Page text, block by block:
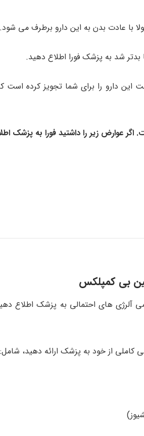
با عادت بدن به این دارو برطرف می شود.
بدتر شد به پزشک فورا اطلاع دهید.
این دارو را برای شما تجویز کرده
عوارض زیر را داشتید فورا به پزشک
بی کمپلکس
آلرژی های احتمالی به پزشک
کاملی از خود به پزشک ارائه دهید، شامل: